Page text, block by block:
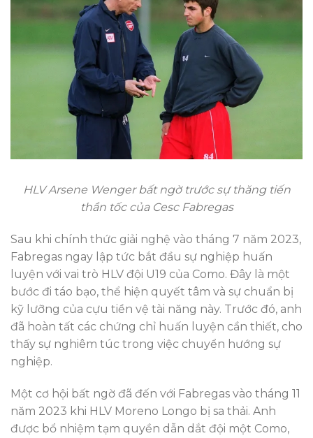
HLV Arsene Wenger bất ngờ trước sự thăng tiến
thần tốc của Cesc Fabregas
Sau khi chính thức giải nghệ vào tháng 7 năm 2023,
Fabregas ngay lập tức bắt đầu sự nghiệp huấn
luyện với vai trò HLV đội U19 của Como. Đây là một
bước đi táo bạo, thể hiện quyết tâm và sự chuẩn bị
kỹ lưỡng của cựu tiền vệ tài năng này. Trước đó, anh
đã hoàn tất các chứng chỉ huấn luyện cần thiết, cho
thấy sự nghiêm túc trong việc chuyển hướng sự
nghiệp.
Một cơ hội bất ngờ đã đến với Fabregas vào tháng 11
năm 2023 khi HLV Moreno Longo bị sa thải. Anh
được bổ nhiệm tạm quyền dẫn dắt đội một Como,